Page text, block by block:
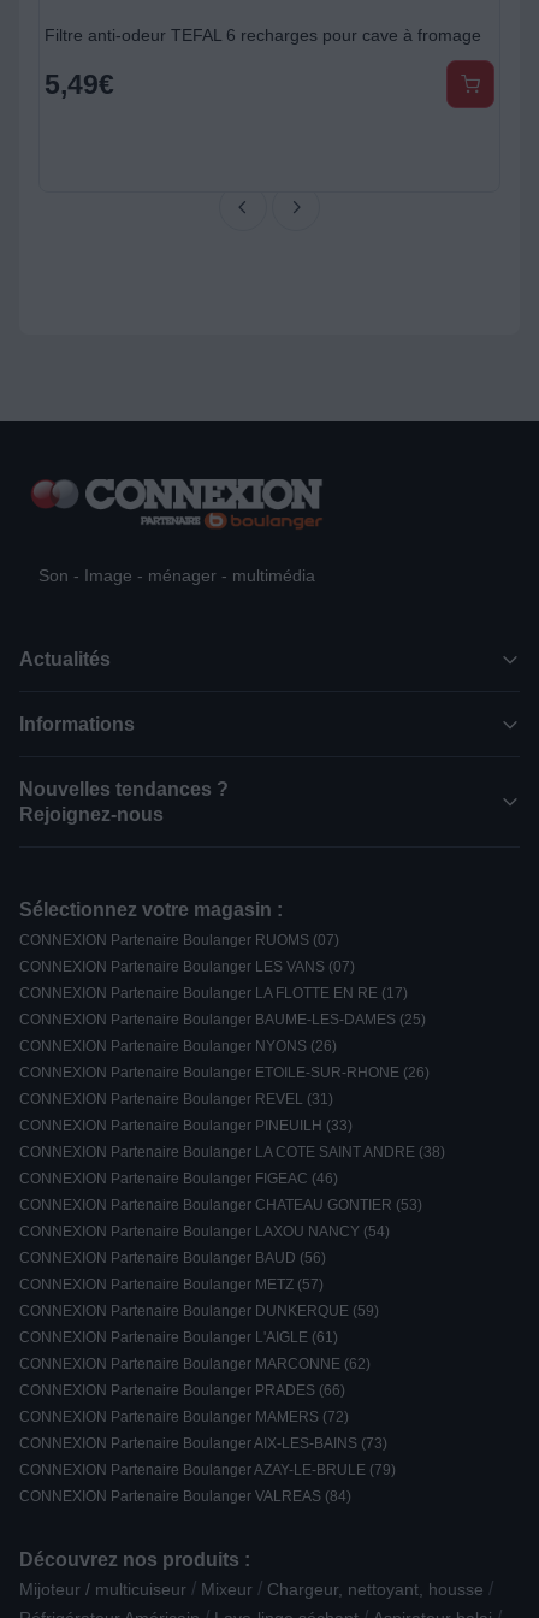
Filtre anti-odeur TEFAL 6 recharges pour cave à fromage
5,49€
Son - Image - ménager - multimédia
Actualités
Informations
Nouvelles tendances ?
Rejoignez-nous
Sélectionnez votre magasin :
CONNEXION Partenaire Boulanger RUOMS (07)
CONNEXION Partenaire Boulanger LES VANS (07)
CONNEXION Partenaire Boulanger LA FLOTTE EN RE (17)
CONNEXION Partenaire Boulanger BAUME-LES-DAMES (25)
CONNEXION Partenaire Boulanger NYONS (26)
CONNEXION Partenaire Boulanger ETOILE-SUR-RHONE (26)
CONNEXION Partenaire Boulanger REVEL (31)
CONNEXION Partenaire Boulanger PINEUILH (33)
CONNEXION Partenaire Boulanger LA COTE SAINT ANDRE (38)
CONNEXION Partenaire Boulanger FIGEAC (46)
CONNEXION Partenaire Boulanger CHATEAU GONTIER (53)
CONNEXION Partenaire Boulanger LAXOU NANCY (54)
CONNEXION Partenaire Boulanger BAUD (56)
CONNEXION Partenaire Boulanger METZ (57)
CONNEXION Partenaire Boulanger DUNKERQUE (59)
CONNEXION Partenaire Boulanger L'AIGLE (61)
CONNEXION Partenaire Boulanger MARCONNE (62)
CONNEXION Partenaire Boulanger PRADES (66)
CONNEXION Partenaire Boulanger MAMERS (72)
CONNEXION Partenaire Boulanger AIX-LES-BAINS (73)
CONNEXION Partenaire Boulanger AZAY-LE-BRULE (79)
CONNEXION Partenaire Boulanger VALREAS (84)
Découvrez nos produits :
Mijoteur / multicuiseur / Mixeur / Chargeur, nettoyant, housse /